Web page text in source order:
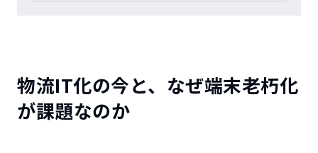
物流IT化の今と、なぜ端末老朽化
が課題なのか